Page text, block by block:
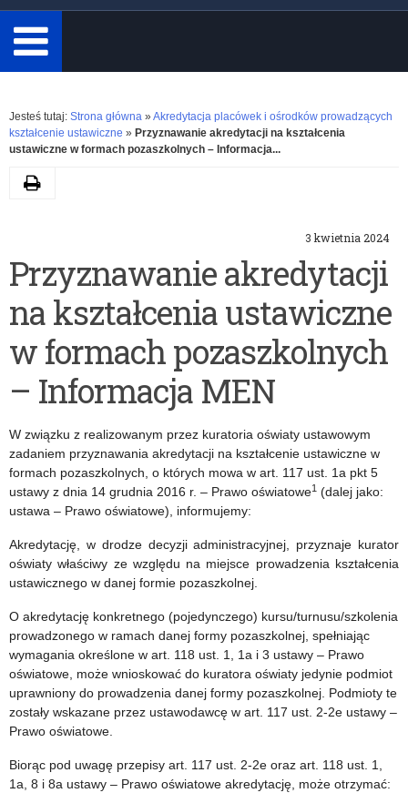
minimum
3
znaki.
Rozwiń
Jesteś tutaj: Strona główna » Akredytacja placówek i ośrodków prowadzących
kształcenie ustawiczne » Przyznawanie akredytacji na kształcenia
ustawiczne w formach pozaszkolnych – Informacja...
3 kwietnia 2024
Przyznawanie akredytacji
na kształcenia ustawiczne
w formach pozaszkolnych
– Informacja MEN
W związku z realizowanym przez kuratoria oświaty ustawowym
zadaniem przyznawania akredytacji na kształcenie ustawiczne w
formach pozaszkolnych, o których mowa w art. 117 ust. 1a pkt 5
ustawy z dnia 14 grudnia 2016 r. – Prawo oświatowe1 (dalej jako:
ustawa – Prawo oświatowe), informujemy:
Akredytację, w drodze decyzji administracyjnej, przyznaje kurator
oświaty właściwy ze względu na miejsce prowadzenia kształcenia
ustawicznego w danej formie pozaszkolnej.
O akredytację konkretnego (pojedynczego) kursu/turnusu/szkolenia
prowadzonego w ramach danej formy pozaszkolnej, spełniając
wymagania określone w art. 118 ust. 1, 1a i 3 ustawy – Prawo
oświatowe, może wnioskować do kuratora oświaty jedynie podmiot
uprawniony do prowadzenia danej formy pozaszkolnej. Podmioty te
zostały wskazane przez ustawodawcę w art. 117 ust. 2-2e ustawy –
Prawo oświatowe.
Biorąc pod uwagę przepisy art. 117 ust. 2-2e oraz art. 118 ust. 1,
1a, 8 i 8a ustawy – Prawo oświatowe akredytację, może otrzymać: